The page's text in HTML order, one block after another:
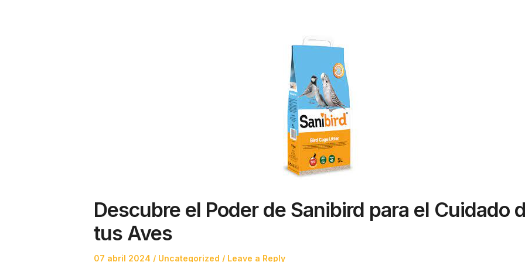
Descubre el Poder de Sanibird para el Cuidado
tus Aves
Posted
07 abril 2024 Posted
Uncategorized Leave a Reply